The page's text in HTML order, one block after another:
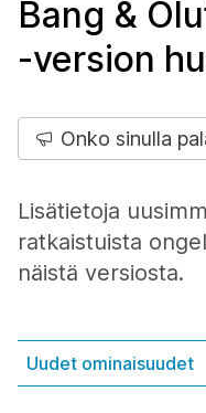
Bang &
-version
Onko sinulla
Lisätietoja
ratkaistuista
näistä versiosta.
Uudet ominaisuudet